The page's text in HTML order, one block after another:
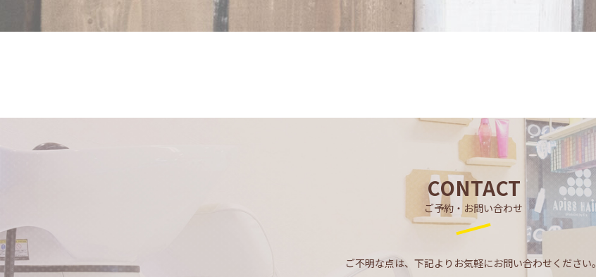
CONTACT
ご予約・お問い合わせ
ご不明な点は、下記よりお気軽にお問い合わせください。